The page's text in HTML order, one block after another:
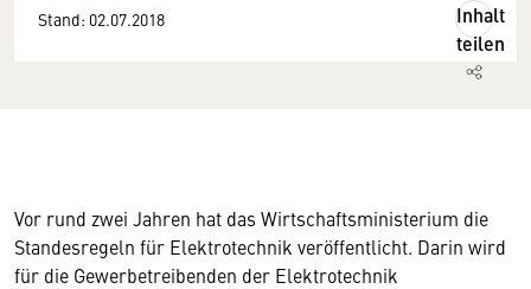
Stand: 02.07.2018
Inhalt
teilen
Vor rund zwei Jahren hat das Wirtschaftsministerium die
Standesregeln für Elektrotechnik veröffentlicht. Darin wird
für die Gewerbetreibenden der Elektrotechnik